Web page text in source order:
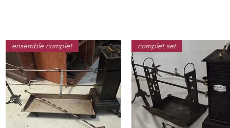
ensemble complet complet set